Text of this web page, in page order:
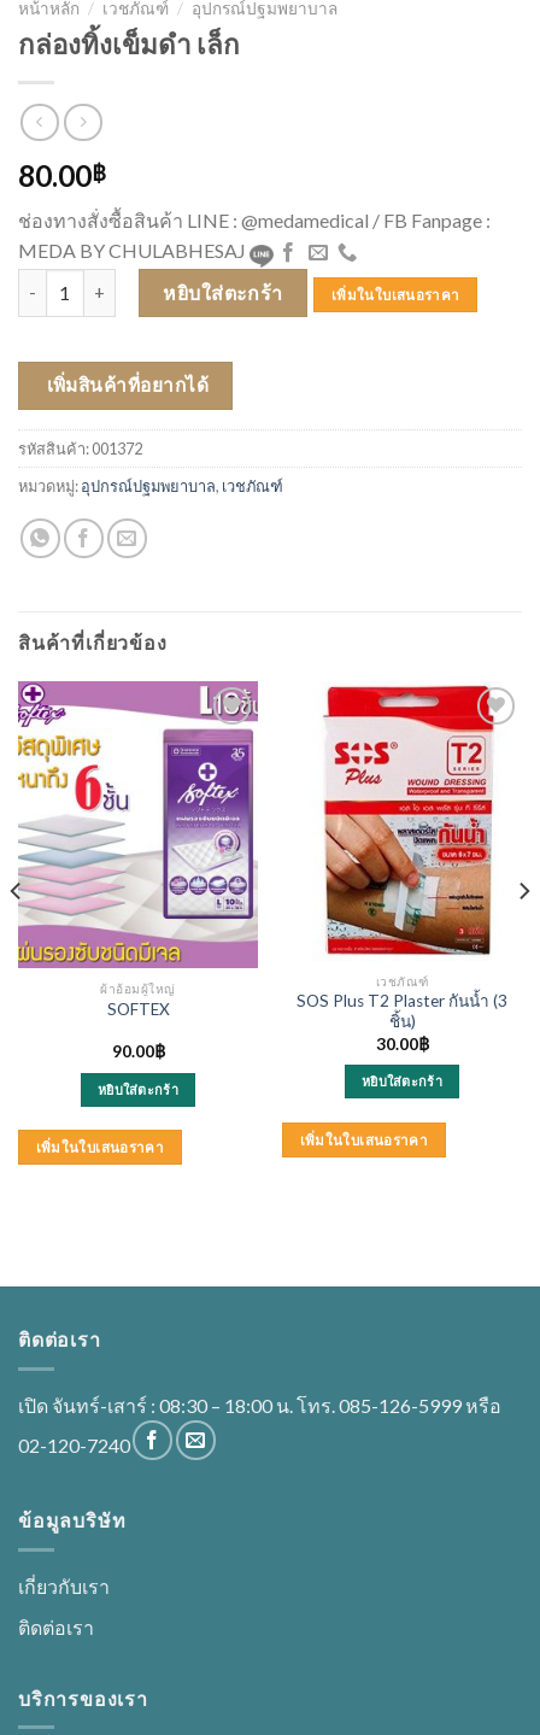
หน้าหลัก / เวชภัณฑ์ / อุปกรณ์ปฐมพยาบาล
กล่องทิ้งเข็มดำ เล็ก
80.00฿
ช่องทางสั่งซื้อสินค้า LINE : @medamedical / FB Fanpage :
MEDA BY CHULABHESAJ
จำนวน กล่องทิ้งเข็มดำ เล็ก ชิ้น
หยิบใส่ตะกร้า เพิ่มในใบเสนอราคา
เพิ่มสินค้าที่อยากได้
รหัสสินค้า:001372
หมวดหมู่:อุปกรณ์ปฐมพยาบาล, เวชภัณฑ์
สินค้าที่เกี่ยวข้อง
ผ้าอ้อมผู้ใหญ่
SOFTEX
90.00฿
หยิบใส่ตะกร้า
เพิ่มในใบเสนอราคา
เวชภัณฑ์
SOS Plus T2 Plaster กันน้ำ (3
ชิ้น)
30.00฿
หยิบใส่ตะกร้า
เพิ่มในใบเสนอราคา
ติดต่อเรา
เปิด จันทร์-เสาร์ : 08:30 – 18:00 น. โทร. 085-126-5999 หรือ
02-120-7240
ข้อมูลบริษัท
เกี่ยวกับเรา
ติดต่อเรา
บริการของเรา